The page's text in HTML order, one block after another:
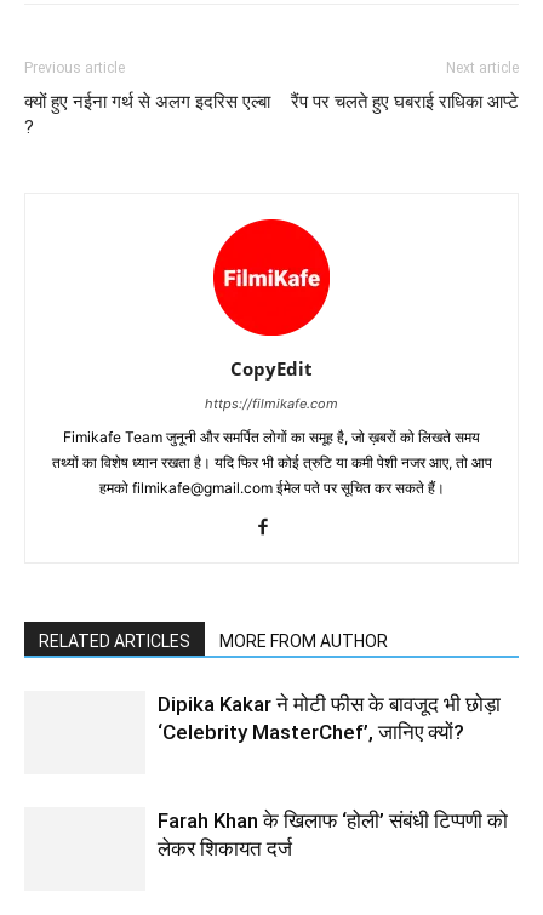
Previous article
क्यों हुए नईना गर्थ से अलग इदरिस एल्बा
?
Next article
रैंप पर चलते हुए घबराई राधिका आप्टे
CopyEdit
https://filmikafe.com
Fimikafe Team जुनूनी और समर्पित लोगों का समूह है, जो ख़बरों को लिखते समय
तथ्‍यों का विशेष ध्‍यान रखता है। यदि फिर भी कोई त्रुटि या कमी पेशी नजर आए, तो आप
हमको filmikafe@gmail.com ईमेल पते पर सूचित कर सकते हैं।
RELATED ARTICLES MORE FROM AUTHOR
Dipika Kakar ने मोटी फीस के बावजूद भी छोड़ा
‘Celebrity MasterChef’, जानिए क्यों?
Farah Khan के खिलाफ ‘होली’ संबंधी टिप्पणी को
लेकर शिकायत दर्ज